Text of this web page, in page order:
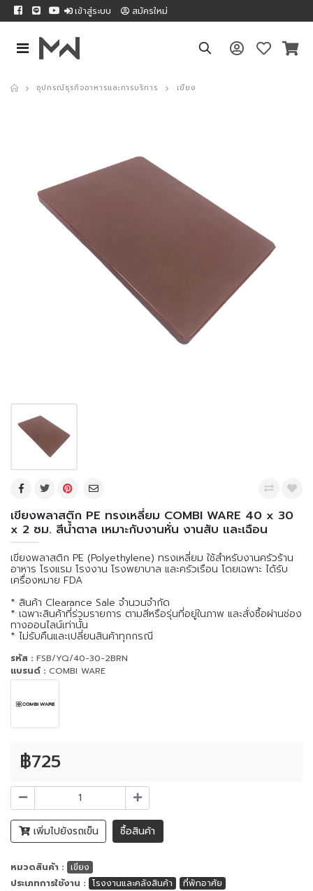
เข้าสู่ระบบ สมัครใหม่
อุปกรณ์ธุรกิจอาหารและการบริการ เขียง
เขียงพลาสติก PE ทรงเหลี่ยม COMBI WARE 40 x 30
x 2 ซม. สีน้ำตาล เหมาะกับงานหั่น งานสับ และเฉือน
เขียงพลาสติก PE (Polyethylene) ทรงเหลี่ยม ใช้สำหรับงานครัวร้าน
อาหาร โรงแรม โรงงาน โรงพยาบาล และครัวเรือน โดยเฉพาะ ได้รับ
เครื่องหมาย FDA
* สินค้า Clearance Sale จำนวนจำกัด
* เฉพาะสินค้าที่ร่วมรายการ ตามสีหรือรุ่นที่อยู่ในภาพ และสั่งซื้อผ่านช่อง
ทางออนไลน์เท่านั้น
* ไม่รับคืนและเปลี่ยนสินค้าทุกกรณี
รหัส : FSB/YQ/40-30-2BRN
แบรนด์ : COMBI WARE
฿725
เพิ่มไปยังรถเข็น ซื้อสินค้า
หมวดสินค้า : เขียง
ประเภทการใช้งาน : โรงงานและคลังสินค้า
ที่พักอาศัย